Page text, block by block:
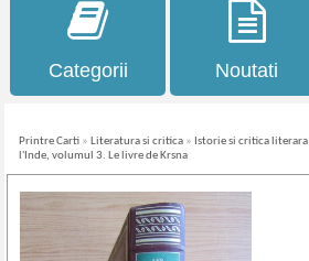
Categorii Noutati
Printre Carti » Literatura si critica » Istorie si critica literara
l'Inde, volumul 3. Le livre de Krsna